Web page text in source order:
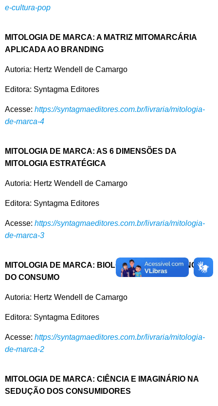
e-cultura-pop
MITOLOGIA DE MARCA: A MATRIZ MITOMARCÁRIA
APLICADA AO BRANDING
Autoria: Hertz Wendell de Camargo
Editora: Syntagma Editores
Acesse: https://syntagmaeditores.com.br/livraria/mitologia-
de-marca-4
MITOLOGIA DE MARCA: AS 6 DIMENSÕES DA
MITOLOGIA ESTRATÉGICA
Autoria: Hertz Wendell de Camargo
Editora: Syntagma Editores
Acesse: https://syntagmaeditores.com.br/livraria/mitologia-
de-marca-3
MITOLOGIA DE MARCA: BIOLOGIA E NEUROCIÊNCIA
DO CONSUMO
Autoria: Hertz Wendell de Camargo
Editora: Syntagma Editores
Acesse: https://syntagmaeditores.com.br/livraria/mitologia-
de-marca-2
MITOLOGIA DE MARCA: CIÊNCIA E IMAGINÁRIO NA
SEDUÇÃO DOS CONSUMIDORES